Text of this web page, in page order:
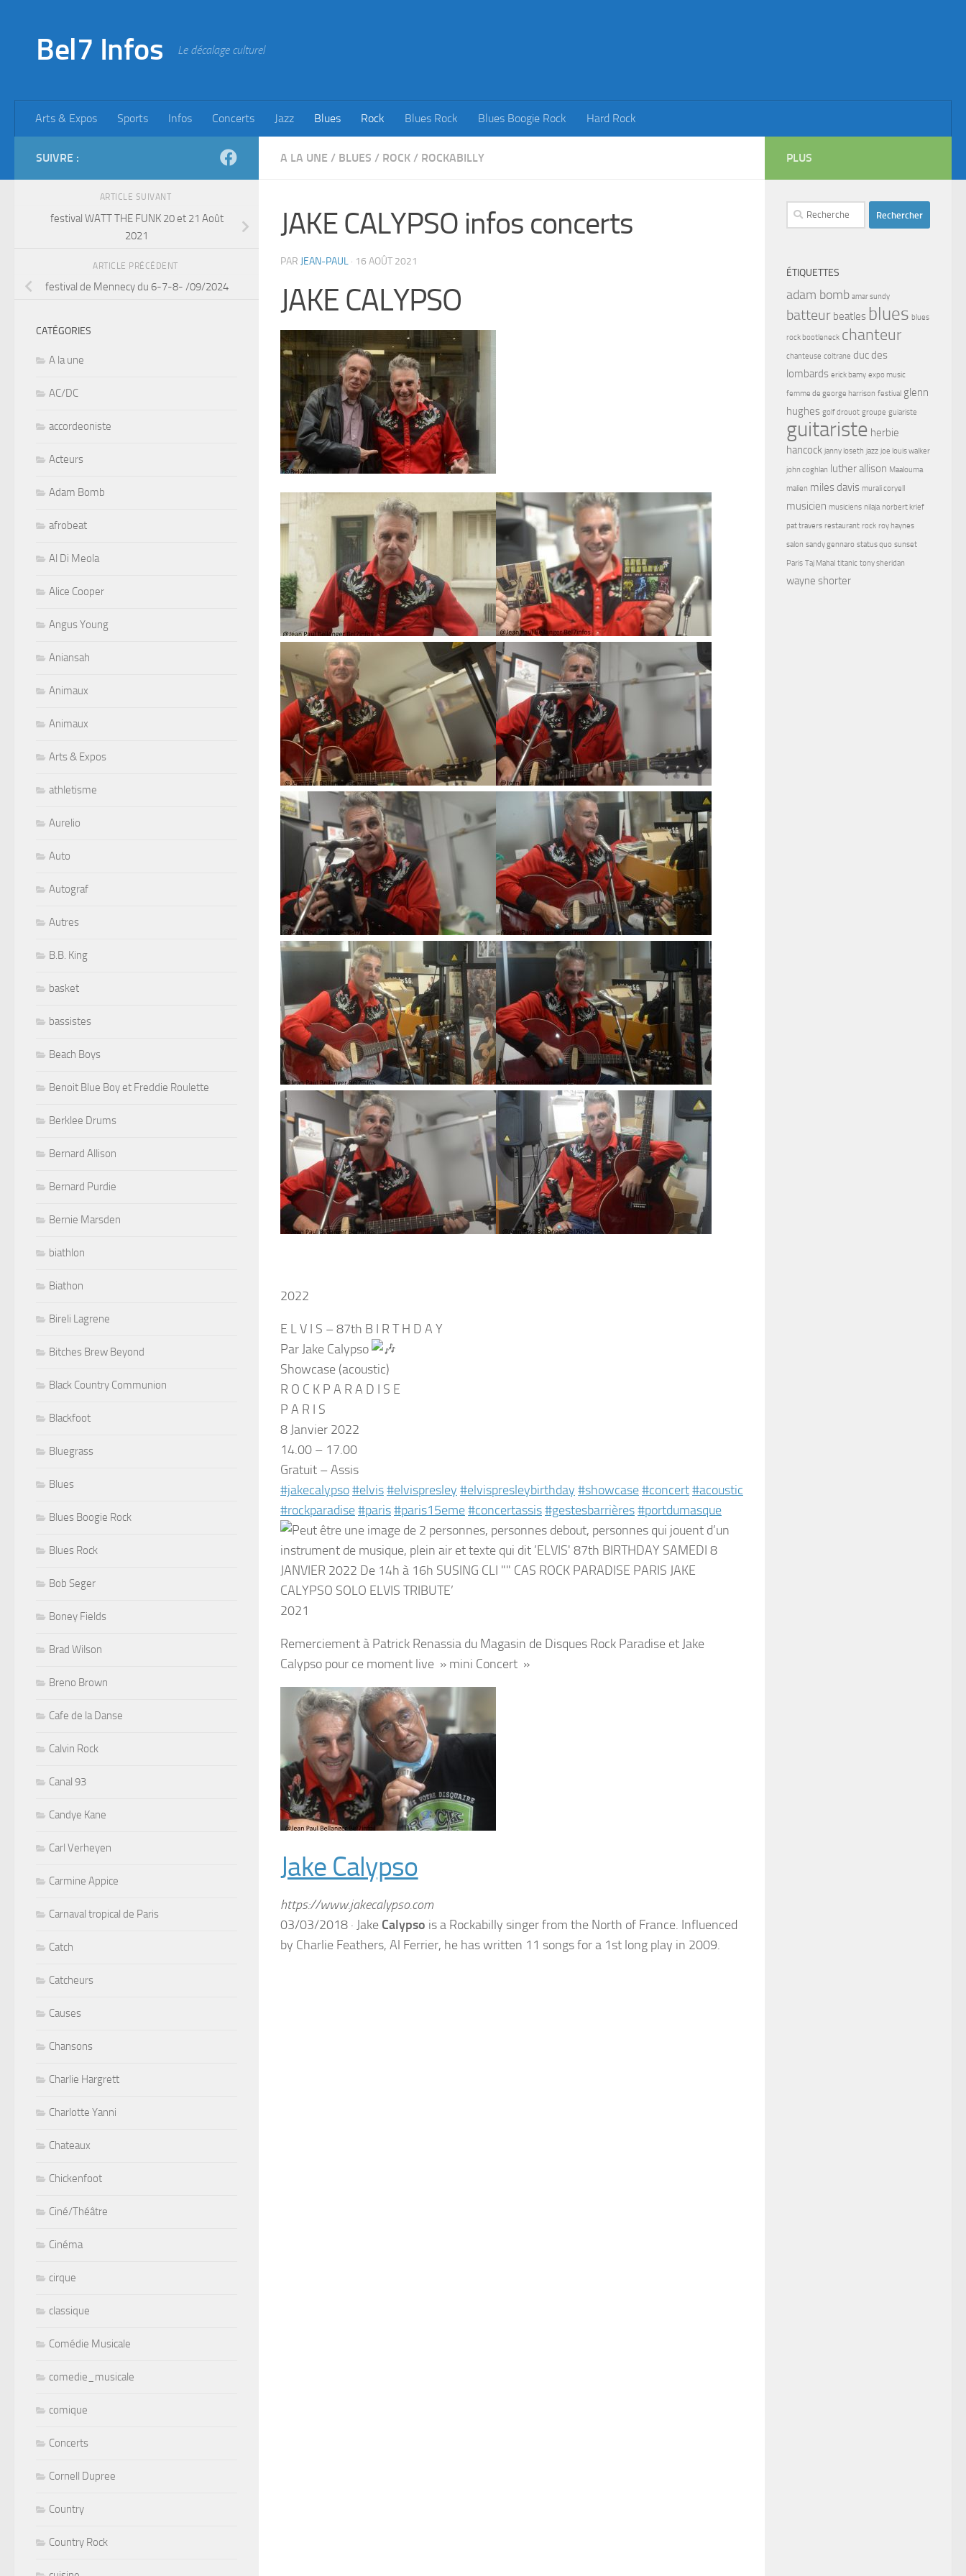
Bel7 Infos Le décalage culturel
Arts & Expos Sports Infos Concerts Jazz Blues Rock Blues Rock Blues Boogie Rock Hard Rock
A LA UNE / BLUES / ROCK / ROCKABILLY
JAKE CALYPSO infos concerts
PAR JEAN-PAUL · 16 AOÛT 2021
JAKE CALYPSO
2022
E L V I S – 87th B I R T H D A Y
Par Jake Calypso
Showcase (acoustic)
R O C K P A R A D I S E
P A R I S
8 Janvier 2022
14.00 – 17.00
Gratuit – Assis
#jakecalypso#elvis#elvispresley #elvispresleybirthday #showcase#concert#acoustic
#rockparadise#paris#paris15eme#concertassis#gestesbarrières#portdumasque
2021
Remerciement à Patrick Renassia du Magasin de Disques Rock Paradise et Jake
Calypso pour ce moment live » mini Concert »
Jake Calypso
https://www.jakecalypso.com
03/03/2018 · Jake Calypso is a Rockabilly singer from the North of France. Influenced
by Charlie Feathers, Al Ferrier, he has written 11 songs for a 1st long play in 2009.
SUIVRE :
ARTICLE SUIVANT
festival WATT THE FUNK 20 et 21 Août
2021
ARTICLE PRÉCÉDENT
festival de Mennecy du 6-7-8- /09/2024
CATÉGORIES
A la une
AC/DC
accordeoniste
Acteurs
Adam Bomb
afrobeat
Al Di Meola
Alice Cooper
Angus Young
Aniansah
Animaux
Animaux
Arts & Expos
athletisme
Aurelio
Auto
Autograf
Autres
B.B. King
basket
bassistes
Beach Boys
Benoit Blue Boy et Freddie Roulette
Berklee Drums
Bernard Allison
Bernard Purdie
Bernie Marsden
biathlon
Biathon
Bireli Lagrene
Bitches Brew Beyond
Black Country Communion
Blackfoot
Bluegrass
Blues
Blues Boogie Rock
Blues Rock
Bob Seger
Boney Fields
Brad Wilson
Breno Brown
Cafe de la Danse
Calvin Rock
Canal 93
Candye Kane
Carl Verheyen
Carmine Appice
Carnaval tropical de Paris
Catch
Catcheurs
Causes
Chansons
Charlie Hargrett
Charlotte Yanni
Chateaux
Chickenfoot
Ciné/Théâtre
Cinéma
cirque
classique
Comédie Musicale
comedie_musicale
comique
Concerts
Cornell Dupree
Country
Country Rock
PLUS
Rechercher :
ÉTIQUETTES
adam bomb amar sundy
batteur beatles blues blues
rock bootleneck chanteur
chanteuse coltrane duc des
lombards erick bamy expo music
femme de george harrison festival glenn
hughes golf drouot groupe guiariste
guitariste herbie
hancock janny loseth jazz joe louis walker
john coghlan luther allison Maalouma
malien miles davis murali coryell
musicien musiciens nilaja norbert krief
pat travers restaurant rock roy haynes
salon sandy gennaro status quo sunset
Paris Taj Mahal titanic tony sheridan
wayne shorter